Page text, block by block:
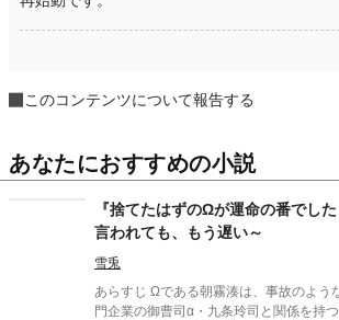
このコンテンツについて報告する
あなたにおすすめの小説
『捨てたはずのΩが運命の番でし
言われても、もう遅い～
雪兎
あらすじ Ωである朝霧湊は、事故のような一夜をきっかけに、名
門企業の御曹司α・九条玲司と関係を持つ。 しかし玲司は「